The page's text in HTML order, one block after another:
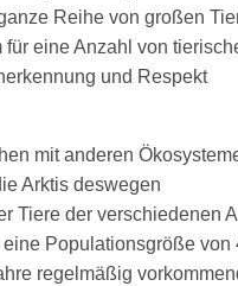
Reihe von großen
eine Anzahl von
und Respekt
mit anderen
Arktis deswegen
Tiere der verschiedenen
Populationsgröße von
regelmäßig